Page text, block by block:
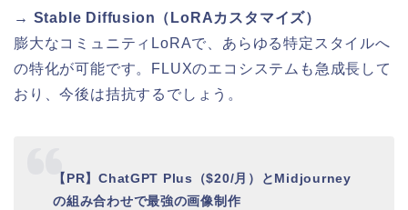
→ Stable Diffusion（LoRAカスタマイズ）
膨大なコミュニティLoRAで、あらゆる特定スタイルへ
の特化が可能です。FLUXのエコシステムも急成長して
おり、今後は拮抗するでしょう。
【PR】ChatGPT Plus（$20/月）とMidjourney
の組み合わせで最強の画像制作